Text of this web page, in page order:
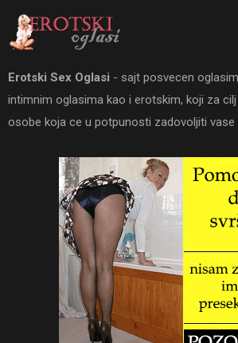
Erotski Sex Oglasi - sajt posvecen
intimnim oglasima kao i erotskim, koji za
osobe koja ce u potpunosti zadovoljiti vase